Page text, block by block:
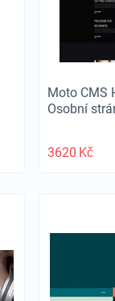
Moto CMS
Osobní
3620 Kč